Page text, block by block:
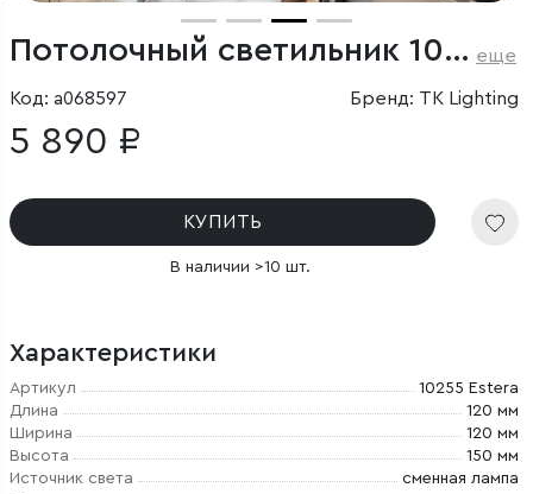
Потолочный светильник 10255 Estera еще
Код: a068597 Бренд: TK Lighting
5 890 ₽
КУПИТЬ
В наличии >10 шт.
Характеристики
Артикул
10255 Estera
Длина
120 мм
Ширина
120 мм
Высота
150 мм
Источник света
сменная лампа